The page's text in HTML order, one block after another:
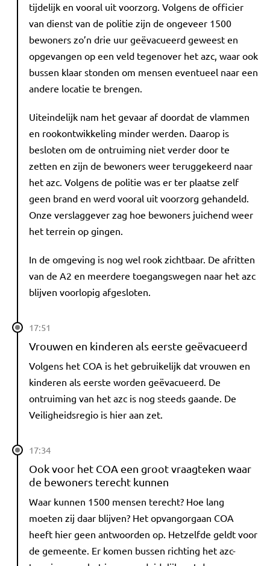
tijdelijk en vooral uit voorzorg. Volgens de officier
van dienst van de politie zijn de ongeveer 1500
bewoners zo’n drie uur geëvacueerd geweest en
opgevangen op een veld tegenover het azc, waar ook
bussen klaar stonden om mensen eventueel naar een
andere locatie te brengen.
Uiteindelijk nam het gevaar af doordat de vlammen
en rookontwikkeling minder werden. Daarop is
besloten om de ontruiming niet verder door te
zetten en zijn de bewoners weer teruggekeerd naar
het azc. Volgens de politie was er ter plaatse zelf
geen brand en werd vooral uit voorzorg gehandeld.
Onze verslaggever zag hoe bewoners juichend weer
het terrein op gingen.
In de omgeving is nog wel rook zichtbaar. De afritten
van de A2 en meerdere toegangswegen naar het azc
blijven voorlopig afgesloten.
17:51
Vrouwen en kinderen als eerste geëvacueerd
Volgens het COA is het gebruikelijk dat vrouwen en
kinderen als eerste worden geëvacueerd. De
ontruiming van het azc is nog steeds gaande. De
Veiligheidsregio is hier aan zet.
17:34
Ook voor het COA een groot vraagteken waar
de bewoners terecht kunnen
Waar kunnen 1500 mensen terecht? Hoe lang
moeten zij daar blijven? Het opvangorgaan COA
heeft hier geen antwoorden op. Hetzelfde geldt voor
de gemeente. Er komen bussen richting het azc-